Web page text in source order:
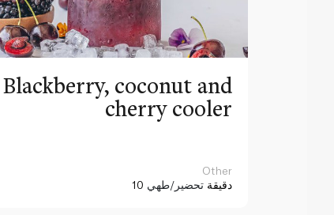
Blackberry, coconut and
cherry cooler
Other
10 دقيقة تحضير/طهي